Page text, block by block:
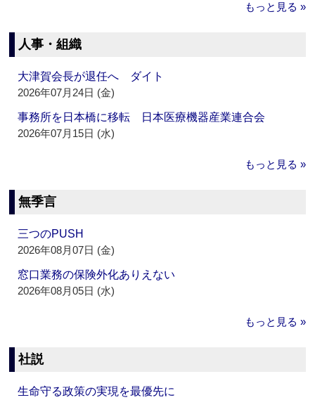
もっと見る »
人事・組織
大津賀会長が退任へ ダイト
2026年07月24日 (金)
事務所を日本橋に移転 日本医療機器産業連合会
2026年07月15日 (水)
もっと見る »
無季言
三つのPUSH
2026年08月07日 (金)
窓口業務の保険外化ありえない
2026年08月05日 (水)
もっと見る »
社説
生命守る政策の実現を最優先に